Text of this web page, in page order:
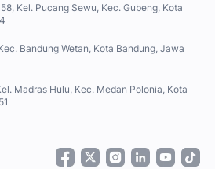
Kel. Pucang Sewu, Kec. Gubeng, Kota
Bandung Wetan, Kota Bandung, Jawa
Madras Hulu, Kec. Medan Polonia, Kota